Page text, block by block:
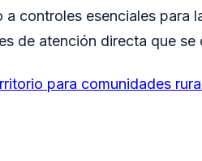
controles esenciales para
de atención directa que se
para comunidades